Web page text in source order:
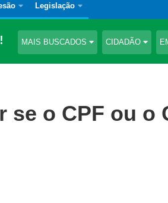
Legislação
MAIS BUSCADOS CIDADÃO
se o CPF ou o